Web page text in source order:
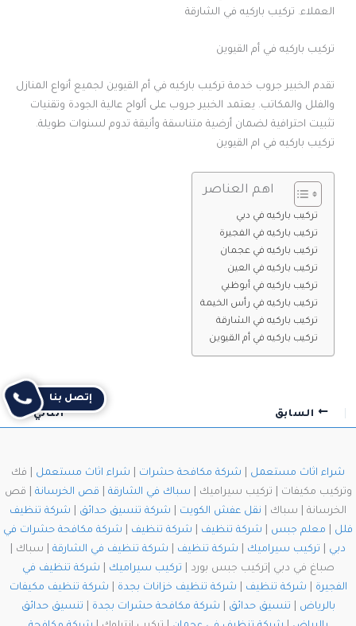
العملاء. تركيب باركيه في الشارقة
تركيب باركيه في أم القيوين
تقدم الخبير جروب خدمة تركيب باركيه في أم القيوين لجميع أنواع المنازل
والفلل والمكاتب. يعتمد الخبير جروب على ألواح عالية الجودة وتقنيات
تثبيت احترافية لضمان أرضية متناسقة وأنيقة تدوم لسنوات طويلة.
تركيب باركيه في ام القيوين
اهم العناصر
تركيب باركيه في دبي
تركيب باركيه في الفجيرة
تركيب باركيه في عجمان
تركيب باركيه في العين
تركيب باركيه في أبوظبي
تركيب باركيه في رأس الخيمة
تركيب باركيه في الشارقة
تركيب باركيه في أم القيوين
السابق التالي
شراء اثاث مستعمل شركة مكافحة حشرات شراء اثاث مستعمل | فك
وتركيب مكيفات | تركيب سيراميك | سباك في الشارقة قص الخرسانة | قص
الخرسانة | سباك | نقل عفش الكويت شركة تنسيق حدائق
شركة تنظيف
فلل
معلم جبس شركة تنظيف شركة تنظيف
شركة مكافحة حشرات في
دبي
تركيب سيراميك شركة تنظيف شركة تنظيف في الشارقة | سباك |
صباغ في دبي |تركيب جبس بورد | تركيب سيراميك
شركة تنظيف في
الفجيرة
شركة تنظيف شركة تنظيف خزانات بجدة
شركة تنظيف مكيفات
بالرياض
تنسيق حدائق شركة مكافحة حشرات بجدة
تنسيق حدائق
إتصل بنا